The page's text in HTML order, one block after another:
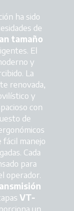
ha sido
de
tamaño
El
y
La
renovada,
y
con
de
manejo
Cada
para
operador.
VT-
un